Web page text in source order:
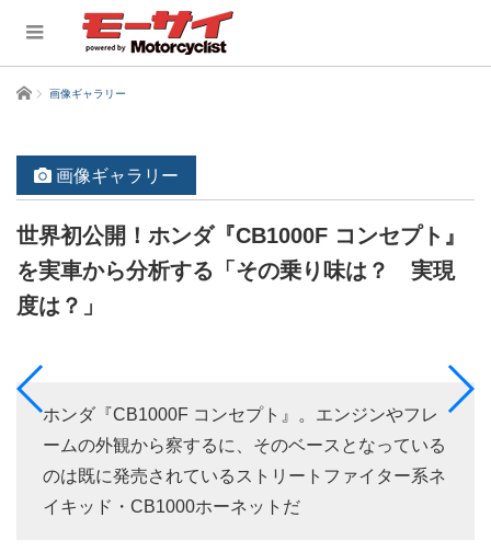
ホーム 画像ギャラリー
画像ギャラリー
世界初公開！ホンダ『CB1000F コンセプト』
を実車から分析する「その乗り味は？ 実現
度は？」
ホンダ『CB1000F コンセプト』。エンジンやフレ
ームの外観から察するに、そのベースとなっている
のは既に発売されているストリートファイター系ネ
イキッド・CB1000ホーネットだ